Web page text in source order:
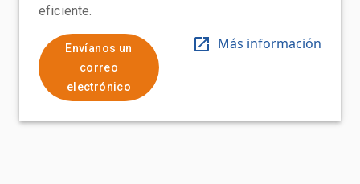
eficiente.
Envíanos un
correo
electrónico
Más información